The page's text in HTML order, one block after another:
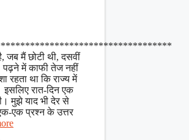
जब मैं छोटी थी, दसवीं
पढ़ने में काफी तेज नहीं
रहता था कि राज्य में
इसलिए रात-दिन एक
मुझे याद भी देर से
एक प्रश्न के उत्तर